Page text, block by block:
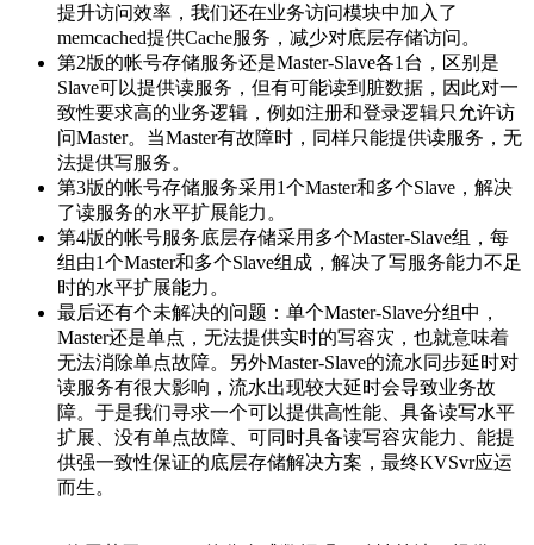
提升访问效率，我们还在业务访问模块中加入了
memcached提供Cache服务，减少对底层存储访问。
第2版的帐号存储服务还是Master-Slave各1台，区别是
Slave可以提供读服务，但有可能读到脏数据，因此对一
致性要求高的业务逻辑，例如注册和登录逻辑只允许访
问Master。当Master有故障时，同样只能提供读服务，无
法提供写服务。
第3版的帐号存储服务采用1个Master和多个Slave，解决
了读服务的水平扩展能力。
第4版的帐号服务底层存储采用多个Master-Slave组，每
组由1个Master和多个Slave组成，解决了写服务能力不足
时的水平扩展能力。
最后还有个未解决的问题：单个Master-Slave分组中，
Master还是单点，无法提供实时的写容灾，也就意味着
无法消除单点故障。另外Master-Slave的流水同步延时对
读服务有很大影响，流水出现较大延时会导致业务故
障。于是我们寻求一个可以提供高性能、具备读写水平
扩展、没有单点故障、可同时具备读写容灾能力、能提
供强一致性保证的底层存储解决方案，最终KVSvr应运
而生。